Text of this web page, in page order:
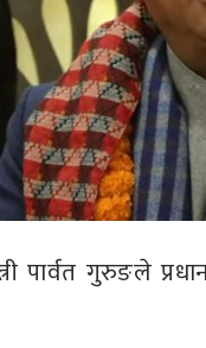
पार्वत गुरुङले